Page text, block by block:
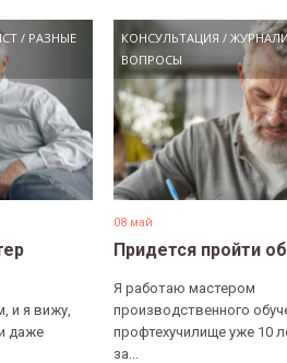
/ РАЗНЫЕ
и я вижу,
даже
КОНСУЛЬТАЦИЯ /
ВОПРОСЫ
08 май
Придется пройти
Я работаю мастером
производственного
профтехучилище уже 10
за...